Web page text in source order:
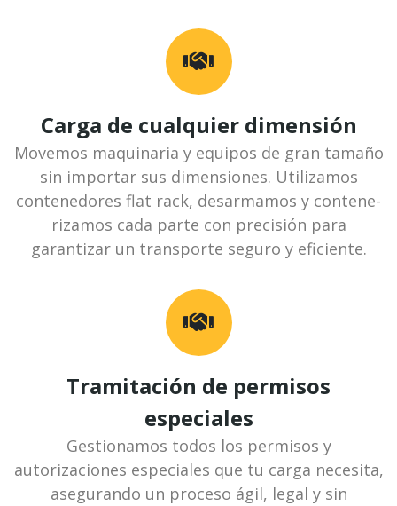
Carga de cualquier dimensión
Movemos maquinaria y equipos de gran tamaño
sin importar sus dimensiones. Utilizamos
contenedores flat rack, desarmamos y contene­
rizamos cada parte con precisión para
garantizar un transporte seguro y eficiente.
Tramitación de permisos
especiales
Gestionamos todos los permisos y
autorizaciones especiales que tu carga necesita,
asegurando un proceso ágil, legal y sin